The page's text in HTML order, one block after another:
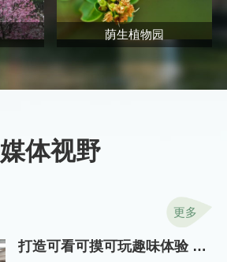
荫生植物园
媒体视野
更多
打造可看可摸可玩趣味体验 湖南林草科技周在省植物园启动